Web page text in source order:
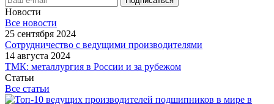
Новости
Все новости
25 сентября 2024
Сотрудничество с ведущими производителями
14 августа 2024
ТМК: металлургия в России и за рубежом
Статьи
Все статьи